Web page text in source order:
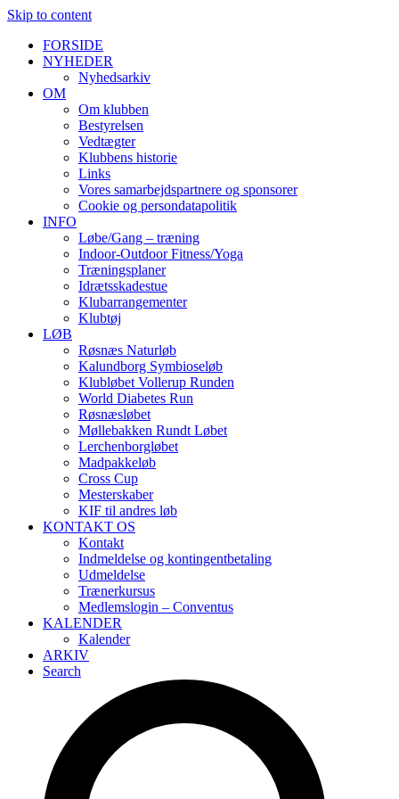
Skip to content
FORSIDE
NYHEDER
Nyhedsarkiv
OM
Om klubben
Bestyrelsen
Vedtægter
Klubbens historie
Links
Vores samarbejdspartnere og sponsorer
Cookie og persondatapolitik
INFO
Løbe/Gang – træning
Indoor-Outdoor Fitness/Yoga
Træningsplaner
Idrætsskadestue
Klubarrangementer
Klubtøj
LØB
Røsnæs Naturløb
Kalundborg Symbioseløb
Klubløbet Vollerup Runden
World Diabetes Run
Røsnæsløbet
Møllebakken Rundt Løbet
Lerchenborgløbet
Madpakkeløb
Cross Cup
Mesterskaber
KIF til andres løb
KONTAKT OS
Kontakt
Indmeldelse og kontingentbetaling
Udmeldelse
Trænerkursus
Medlemslogin – Conventus
KALENDER
Kalender
ARKIV
Search